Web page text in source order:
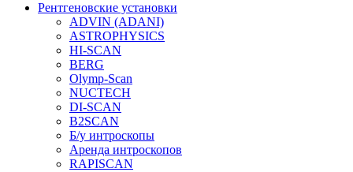
Рентгеновские установки
ADVIN (ADANI)
ASTROPHYSICS
HI-SCAN
BERG
Olymp-Scan
NUCTECH
DI-SCAN
B2SCAN
Б/у интроскопы
Аренда интроскопов
RAPISCAN